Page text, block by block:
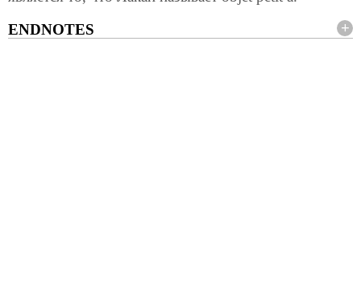
ENDNOTES